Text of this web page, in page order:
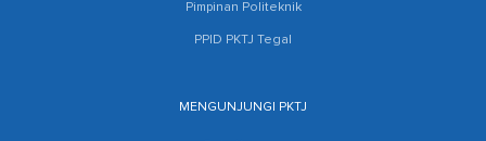
Pimpinan Politeknik
PPID PKTJ Tegal
MENGUNJUNGI PKTJ